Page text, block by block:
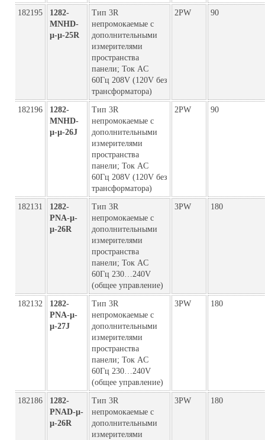
182195
1282-
MNHD-
µ-µ-25R
Тип 3R
непромокаемые с
дополнительными
измерителями
пространства
панели; Ток AC
60Гц 208V (120V без
трансформатора)
2PW 90
182196
1282-
MNHD-
µ-µ-26J
Тип 3R
непромокаемые с
дополнительными
измерителями
пространства
панели; Ток AC
60Гц 208V (120V без
трансформатора)
2PW 90
182131
1282-
PNA-µ-
µ-26R
Тип 3R
непромокаемые с
дополнительными
измерителями
пространства
панели; Ток AC
60Гц 230…240V
(общее управление)
3PW 180
182132
1282-
PNA-µ-
µ-27J
Тип 3R
непромокаемые с
дополнительными
измерителями
пространства
панели; Ток AC
60Гц 230…240V
(общее управление)
3PW 180
182186
1282-
PNAD-µ-
µ-26R
Тип 3R
непромокаемые с
дополнительными
измерителями
3PW 180